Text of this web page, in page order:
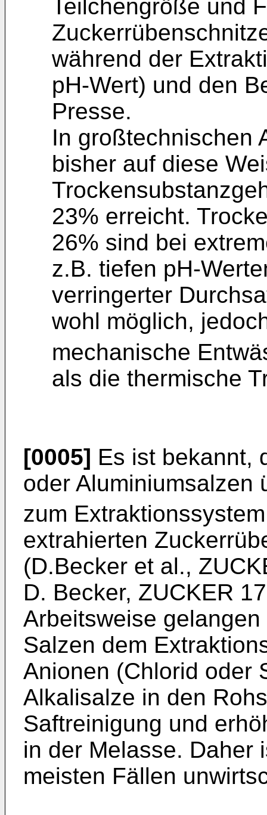
Teilchengröße und
während der
pH-Wert) und den
Presse.
In großtechnischen
bisher auf diese
23% erreicht.
26% sind bei
z.B. tiefen pH-
verringerter
wohl möglich,
mechanische
als die thermische
[0005] Es ist bekannt,
oder Aluminiumsalzen
zum
extrahierten
(D.Becker et al.,
D. Becker, ZUCKER
Arbeitsweise
Salzen dem
Anionen (Chlorid oder
Alkalisalze in den
Saftreinigung und
in der Melasse. Daher
meisten Fällen